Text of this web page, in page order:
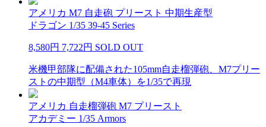
アメリカ M7 自走砲 プリースト 中期生産型
ドラゴン 1/35 39-45 Series
8,580円 7,722円 SOLD OUT
米機甲部隊に配備された105mm自走榴弾砲、M7プリー
ストの中期型（M4車体）を1/35で再現
アメリカ 自走榴弾砲 M7 プリースト
アカデミー 1/35 Armors